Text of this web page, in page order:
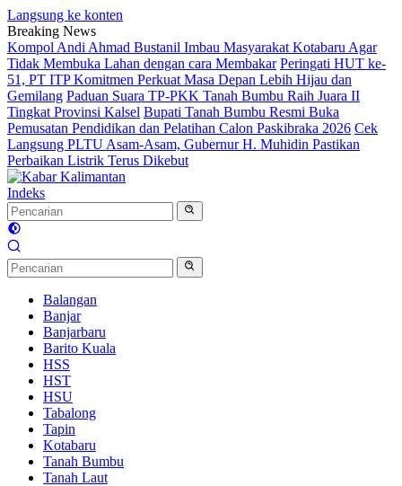
Langsung ke konten
Breaking News
Kompol Andi Ahmad Bustanil Imbau Masyarakat Kotabaru Agar
Tidak Membuka Lahan dengan cara Membakar Peringati HUT ke-
51, PT ITP Komitmen Perkuat Masa Depan Lebih Hijau dan
Gemilang Paduan Suara TP-PKK Tanah Bumbu Raih Juara II
Tingkat Provinsi Kalsel Bupati Tanah Bumbu Resmi Buka
Pemusatan Pendidikan dan Pelatihan Calon Paskibraka 2026 Cek
Langsung PLTU Asam-Asam, Gubernur H. Muhidin Pastikan
Perbaikan Listrik Terus Dikebut
Indeks
Balangan
Banjar
Banjarbaru
Barito Kuala
HSS
HST
HSU
Tabalong
Tapin
Kotabaru
Tanah Bumbu
Tanah Laut